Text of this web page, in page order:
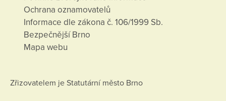
Ochrana oznamovatelů
Informace dle zákona č. 106/1999 Sb.
Bezpečnější Brno
Mapa webu
Zřizovatelem je Statutární město Brno